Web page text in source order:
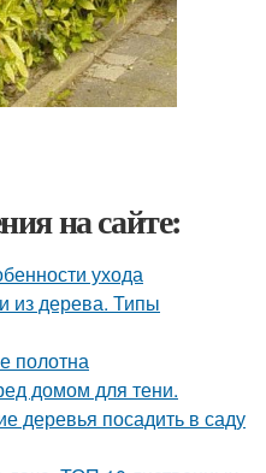
на сайте:
ухода
из дерева. Типы
полотна
домом для тени.
деревья посадить в саду